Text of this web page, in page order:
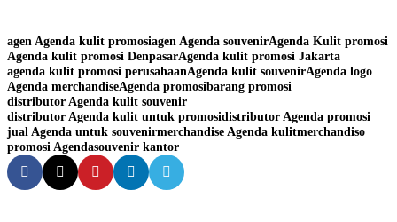
agen Agenda kulit promosiagen Agenda souvenirAgenda Kulit promosi
Agenda kulit promosi DenpasarAgenda kulit promosi Jakarta
agenda kulit promosi perusahaanAgenda kulit souvenirAgenda logo
Agenda merchandiseAgenda promosibarang promosi
distributor Agenda kulit souvenir
distributor Agenda kulit untuk promosidistributor Agenda promosi
jual Agenda untuk souvenirmerchandise Agenda kulitmerchandiso
promosi Agendasouvenir kantor